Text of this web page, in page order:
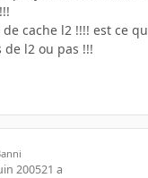
cache l2 !!!! est ce
l2 ou pas !!!
200521 a